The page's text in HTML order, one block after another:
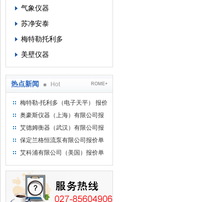
气象仪器
苏净安泰
梅特勒托利多
美壁仪器
热点新闻 Hot ROME+
梅特勒-托利多（电子天平） 报价
单
奥豪斯仪器（上海）有限公司报
价单
艾德姆衡器（武汉）有限公司报
价单
保定兰格恒流泵有限公司报价单
艾科浦有限公司（美国）报价单